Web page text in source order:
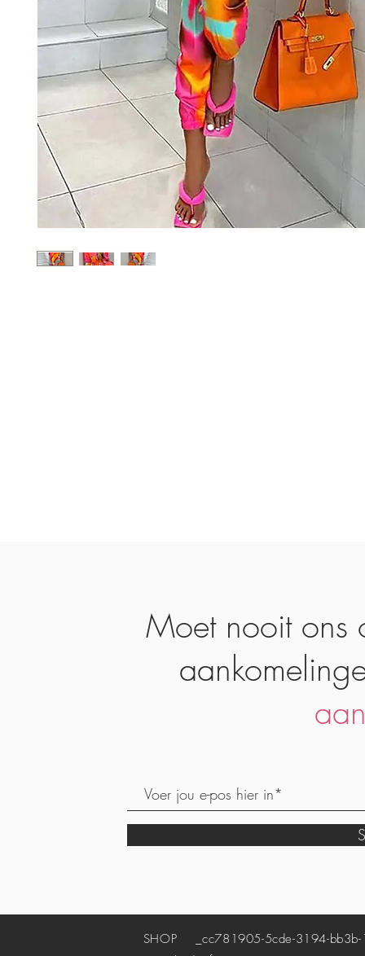
Moet nooit ons
SHOP
_cc781905-5cde-3194-